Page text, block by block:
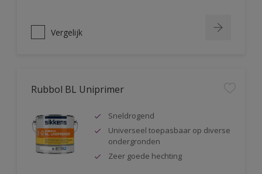
Vergelijk
Rubbol BL Uniprimer
Sneldrogend
Universeel toepasbaar op diverse
ondergronden
Zeer goede hechting